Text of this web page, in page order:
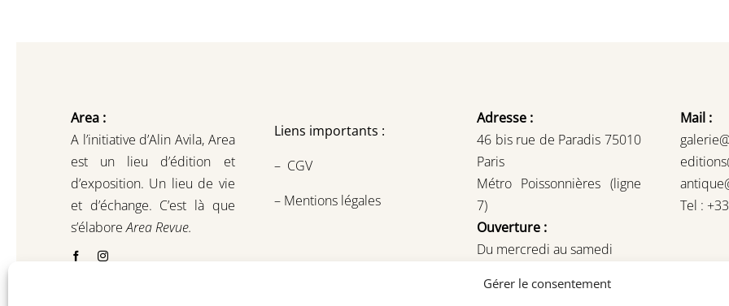
Gérer le consentement
Area :
A l’initiative d’Alin Avila, Area
est un lieu d’édition et
d’exposition. Un lieu de vie
et d’échange. C’est là que
s’élaboreArea Revue.
Liens importants :
– CGV
–Mentions légales
Adresse :
46 bis rue de Paradis 75010
Paris
Métro Poissonnières (ligne
7)
Ouverture :
Du mercredi au samedi
ou sur rendez-vous
Mail :
Tel :